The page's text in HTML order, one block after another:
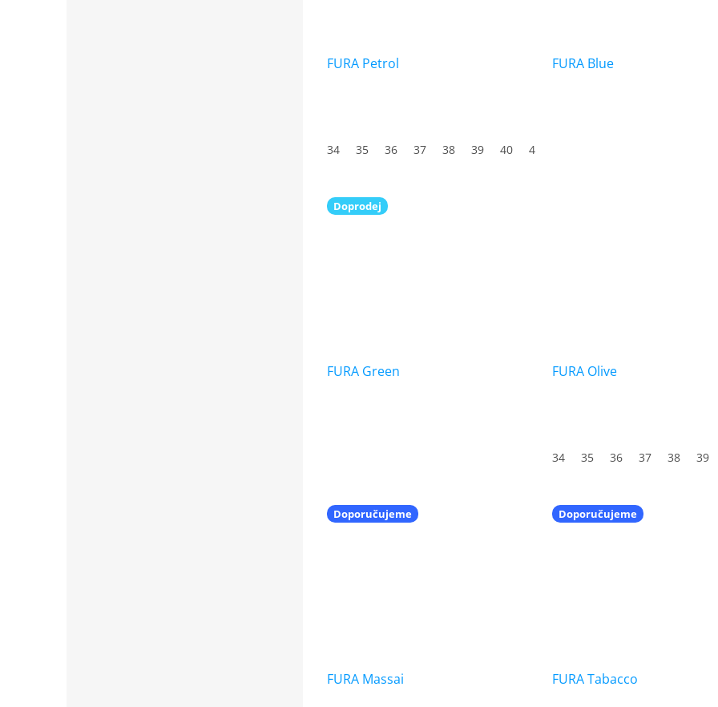
FURA Petrol
34 35 36 37 38 39 40 41
FURA Blue
Doprodej
FURA Green FURA Olive
34 35 36 37 38 39
Doporučujeme
FURA Massai
Doporučujeme
FURA Tabacco